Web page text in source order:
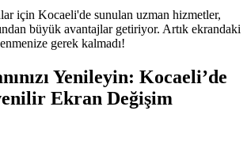
için Kocaeli'de sunulan uzman hizmetler,
büyük avantajlar getiriyor. Artık ekrandaki
gerek kalmadı!
Yenileyin: Kocaeli’de
Ekran Değişim